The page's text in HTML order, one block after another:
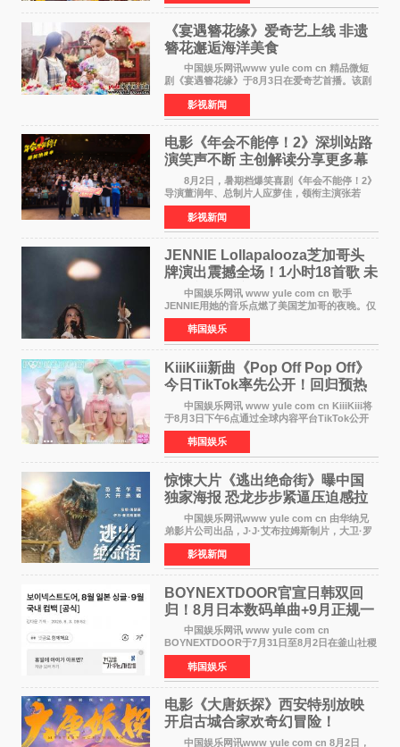
造出一部接地气
《宴遇簪花缘》爱奇艺上线 非遗
簪花邂逅海洋美食
中国娱乐网讯www yule com cn 精品微短
剧《宴遇簪花缘》于8月3日在爱奇艺首播。该剧
是泉州荣膺世界美食之都后推出的首部美食主题
文旅微短剧，实力派演员孙茜特别出演簪花非遗
传承人，她曾参演
影视新闻
电影《年会不能停！2》深圳站路
演笑声不断 主创解读分享更多幕
后创作
8月2日，暑期档爆笑喜剧《年会不能停！2》
导演董润年、总制片人应萝佳，领衔主演张若
昀、白客，主演酷酷的滕出席深圳路演，与观众
近距离趣味互动，畅聊创作细节与名场面，一路
笑声不断。影片讲
影视新闻
JENNIE Lollapalooza芝加哥头
牌演出震撼全场！1小时18首歌 未
发行新曲首度公开
中国娱乐网讯 www yule com cn 歌手
JENNIE用她的音乐点燃了美国芝加哥的夜晚。仅
需1小时，就足以证明K-pop女性solo艺人首次登
上Lollapalooza这一头衔的分量。她向世人展示
了为何自己能作为世
韩国娱乐
KiiiKiii新曲《Pop Off Pop Off》
今日TikTok率先公开！回归预热
全面启动
中国娱乐网讯 www yule com cn KiiiKiii将
于8月3日下午6点通过全球内容平台TikTok公开
将于10日发行的迷你三辑《WhyKiiiKiii》主打歌
〈Pop Off Pop Off〉的挑战视频，率先公开部分
音源和亮
韩国娱乐
惊悚大片《逃出绝命街》曝中国
独家海报 恐龙步步紧逼压迫感拉
中国娱乐网讯www yule com cn 由华纳兄
弟影片公司出品，J·J·艾布拉姆斯制片，大卫·罗
伯特·米切尔执导，好莱坞巨星安妮·海瑟薇、伊万
·麦克格雷格主演的2026年暑期惊悚恐龙大片《逃
出绝命
影视新闻
BOYNEXTDOOR官宣日韩双回
归！8月日本数码单曲+9月正规一
辑改版
中国娱乐网讯 www yule com cn
BOYNEXTDOOR于7月31日至8月2日在釜山社稷
室内体育馆举办了BOYNEXTDOOR TOUR
&lsquo;KNOCK ON Vol 2&rsquo; IN
BUSAN，与当地粉丝共度难忘时光。 在演
韩国娱乐
电影《大唐妖探》西安特别放映
开启古城合家欢奇幻冒险！
中国娱乐网讯www yule com cn 8月2日，